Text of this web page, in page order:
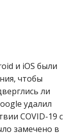
и iOS были
чтобы
ли
удалил
COVID-19 с
замечено в